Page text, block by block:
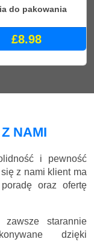
do pakowania
£8.98
NAMI
i pewność
z nami klient ma
oraz ofertę
zawsze starannie
dzięki